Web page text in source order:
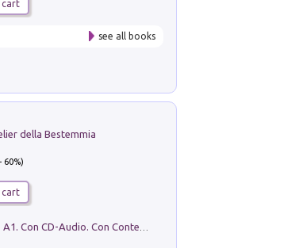
cart
see all books
della Bestemmia
- 60%)
cart